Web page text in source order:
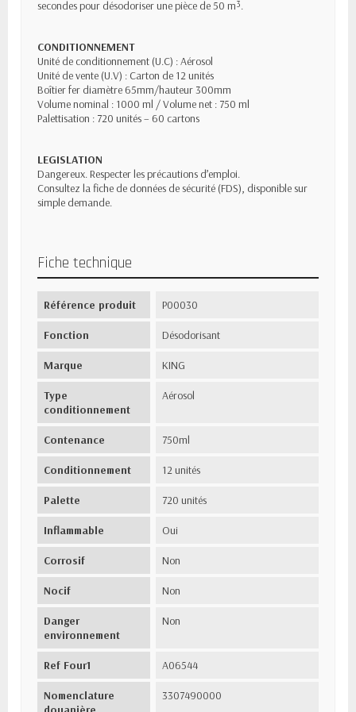
secondes pour désodoriser une pièce de 50 m³.
CONDITIONNEMENT
Unité de conditionnement (U.C) : Aérosol
Unité de vente (U.V) : Carton de 12 unités
Boîtier fer diamètre 65mm/hauteur 300mm
Volume nominal : 1000 ml / Volume net : 750 ml
Palettisation : 720 unités – 60 cartons
LEGISLATION
Dangereux. Respecter les précautions d’emploi.
Consultez la fiche de données de sécurité (FDS), disponible sur
simple demande.
Fiche technique
Référence produit P00030
Fonction Désodorisant
Marque KING
Type
conditionnement
Aérosol
Contenance 750ml
Conditionnement 12 unités
Palette 720 unités
Inflammable Oui
Corrosif Non
Nocif Non
Danger
environnement
Non
Ref Four1 A06544
Nomenclature
3307490000